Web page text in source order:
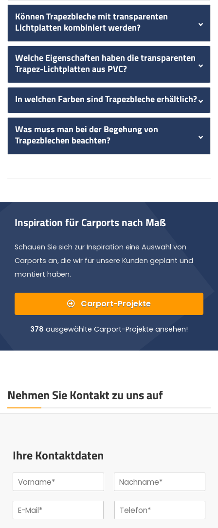
Können Trapezbleche mit transparenten
Lichtplatten kombiniert werden?
Welche Eigenschaften haben die transparenten
Trapez-Lichtplatten aus PVC?
In welchen Farben sind Trapezbleche erhältlich?
Was muss man bei der Begehung von
Trapezblechen beachten?
Inspiration für Carports nach Maß
Schauen Sie sich zur Inspiration eine Auswahl von
Carports an, die wir für unsere Kunden geplant und
montiert haben.
Carport-Projekte
378 ausgewählte Carport-Projekte ansehen!
Nehmen Sie Kontakt zu uns auf
Ihre Kontaktdaten